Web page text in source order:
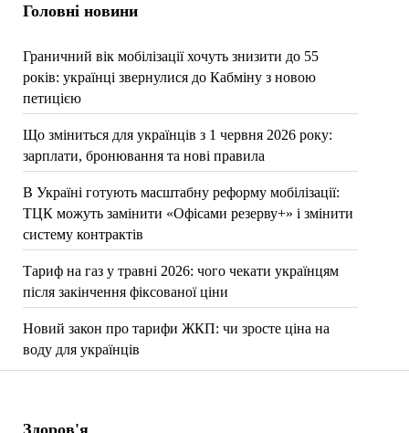
Головні новини
Граничний вік мобілізації хочуть знизити до 55
років: українці звернулися до Кабміну з новою
петицією
Що зміниться для українців з 1 червня 2026 року:
зарплати, бронювання та нові правила
В Україні готують масштабну реформу мобілізації:
ТЦК можуть замінити «Офісами резерву+» і змінити
систему контрактів
Тариф на газ у травні 2026: чого чекати українцям
після закінчення фіксованої ціни
Новий закон про тарифи ЖКП: чи зросте ціна на
воду для українців
Здоров'я